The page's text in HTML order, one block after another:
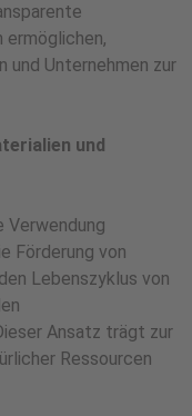
ermöglichen,
Unternehmen zur
und
Verwendung
Förderung von
Lebenszyklus von
Ansatz trägt zur
Ressourcen